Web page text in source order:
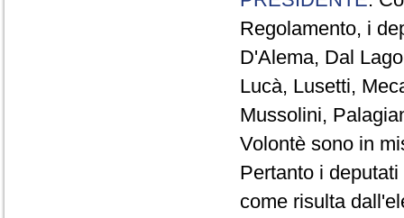
Regolamento, i
D'Alema, Dal
Lucà, Lusetti,
Mussolini,
Volontè sono in
Pertanto i
come risulta